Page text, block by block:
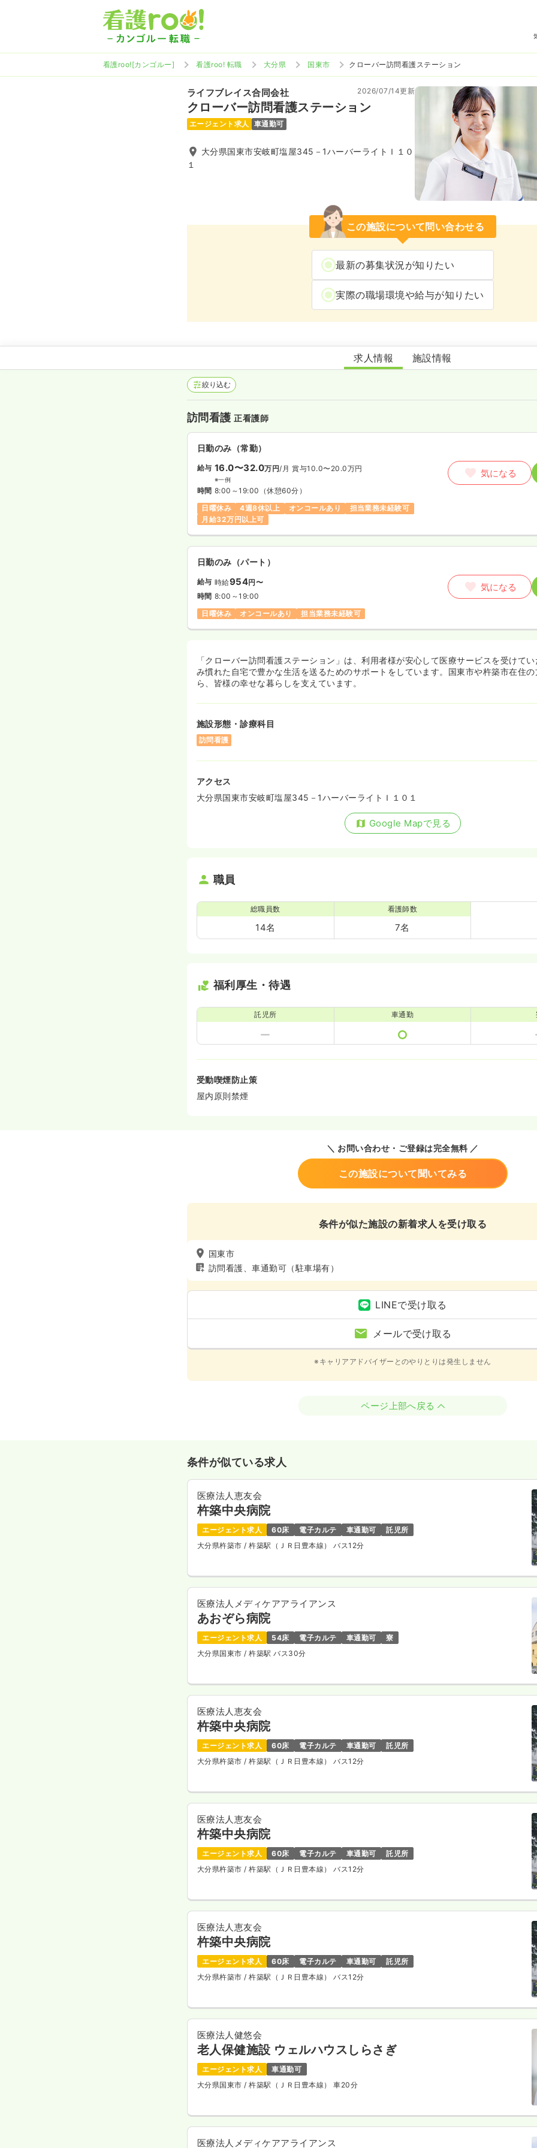
看護roo![カンゴルー] 看護roo! 転職 大分県 国東市 クローバー訪問看護ステーション
ライフブレイス合同会社
クローバー訪問看護ステーション
2026/07/14更新
エージェント求人 車通勤可
大分県国東市安岐町塩屋345－1ハーバーライトＩ１０
１
この施設について問い合わせる
最新の募集状況が知りたい
実際の職場環境や給与が知りたい
クローバー訪問看護ステーション
求人情報 施設情報
絞り込む
訪問看護正看護師
日勤のみ（常勤）
給与 16.0〜32.0万円/月 賞与10.0〜20.0万円
※一例
時間 8:00～19:00 （休憩60分）
日曜休み
4週8休以上 オンコールあり
担当業務未経験可
月給32万円以上可
気になる
日勤のみ（パート）
給与 時給954円〜
時間 8:00～19:00
日曜休み
オンコールあり 担当業務未経験可
気になる
「クローバー訪問看護ステーション」は、利用者様が安心して医療サービスを受けて
み慣れた自宅で豊かな生活を送るためのサポートをしています。国東市や杵築市在住
ら、皆様の幸せな暮らしを支えています。
施設形態・診療科目
訪問看護
アクセス
大分県国東市安岐町塩屋345－1ハーバーライトＩ１０１
Google Mapで見る
職員
総職員数
14名
看護師数
7名
福利厚生・待遇
託児所 車通勤
受動喫煙防止策
屋内原則禁煙
＼ お問い合わせ・ご登録は完全無料 ／
この施設について聞いてみる
条件が似た施設の新着求人を受け取る
国東市
訪問看護、車通勤可（駐車場有）
LINEで受け取る
メールで受け取る
※キャリアアドバイザーとのやりとりは発生しません
ページ上部へ戻る
条件が似ている求人
医療法人恵友会
杵築中央病院
エージェント求人 60床 電子カルテ 車通勤可
託児所
大分県杵築市 / 杵築駅（ＪＲ日豊本線） バス12分
医療法人メディケアアライアンス
あおぞら病院
エージェント求人 54床 電子カルテ 車通勤可
寮
大分県国東市 / 杵築駅 バス30分
医療法人恵友会
杵築中央病院
エージェント求人 60床 電子カルテ 車通勤可
託児所
大分県杵築市 / 杵築駅（ＪＲ日豊本線） バス12分
医療法人恵友会
杵築中央病院
エージェント求人 60床 電子カルテ 車通勤可
託児所
大分県杵築市 / 杵築駅（ＪＲ日豊本線） バス12分
医療法人恵友会
杵築中央病院
エージェント求人 60床 電子カルテ 車通勤可
託児所
大分県杵築市 / 杵築駅（ＪＲ日豊本線） バス12分
医療法人健悠会
老人保健施設 ウェルハウスしらさぎ
エージェント求人
車通勤可
大分県国東市 / 杵築駅（ＪＲ日豊本線） 車20分
医療法人メディケアアライアンス